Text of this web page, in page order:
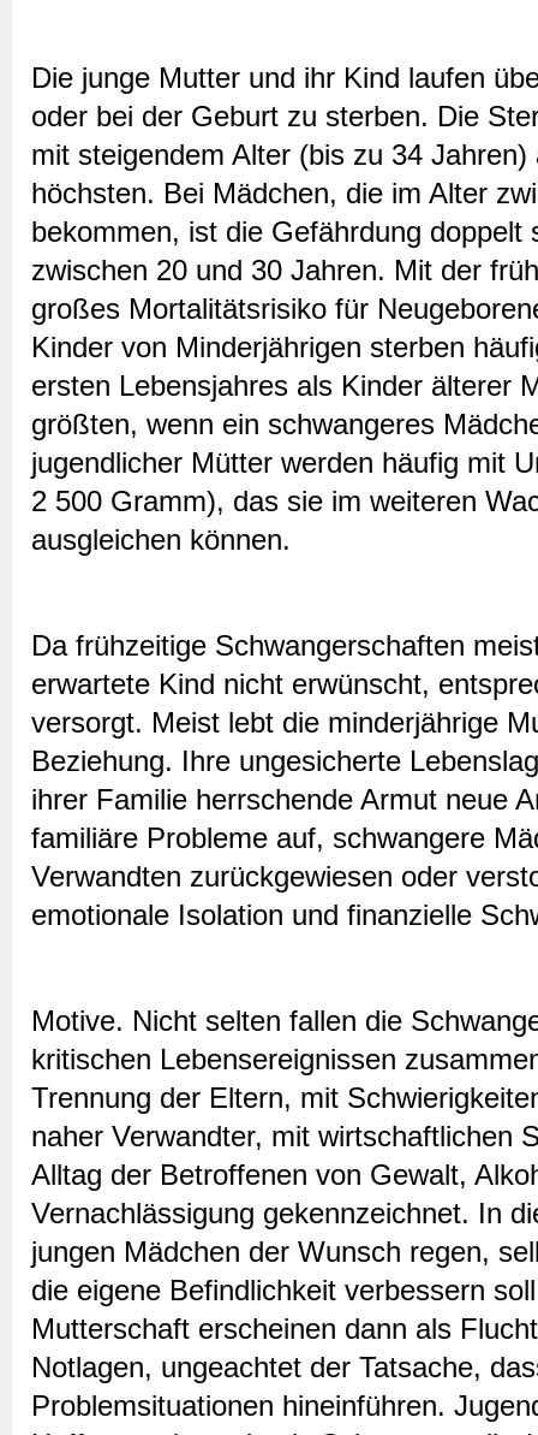
Die junge Mutter und ihr Kind laufen
oder bei der Geburt zu sterben. Die
mit steigendem Alter (bis zu 34
höchsten. Bei Mädchen, die im Alter
bekommen, ist die Gefährdung doppelt
zwischen 20 und 30 Jahren. Mit der
großes Mortalitätsrisiko für
Kinder von Minderjährigen sterben
ersten Lebensjahres als Kinder älterer
größten, wenn ein schwangeres
jugendlicher Mütter werden häufig mit
2 500 Gramm), das sie im weiteren
ausgleichen können.
Da frühzeitige Schwangerschaften
erwartete Kind nicht erwünscht,
versorgt. Meist lebt die minderjährige
Beziehung. Ihre ungesicherte
ihrer Familie herrschende Armut neue
familiäre Probleme auf, schwangere
Verwandten zurückgewiesen oder
emotionale Isolation und finanzielle
Motive. Nicht selten fallen die
kritischen Lebensereignissen
Trennung der Eltern, mit
naher Verwandter, mit wirtschaftlichen
Alltag der Betroffenen von Gewalt,
Vernachlässigung gekennzeichnet. In
jungen Mädchen der Wunsch regen,
die eigene Befindlichkeit verbessern
Mutterschaft erscheinen dann als
Notlagen, ungeachtet der Tatsache,
Problemsituationen hineinführen.